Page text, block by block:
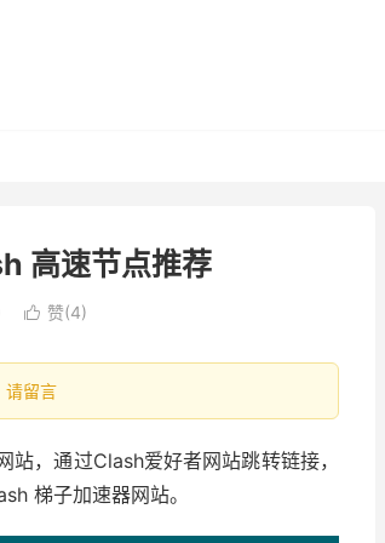
高速节点推荐
 赞(4)
请留言
，通过Clash爱好者网站跳转链接，
梯子加速器网站。